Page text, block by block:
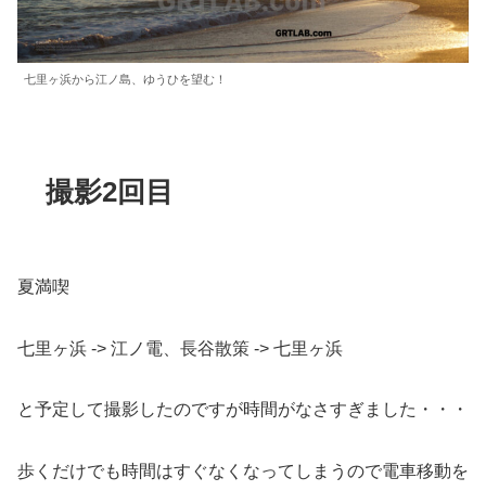
七里ヶ浜から江ノ島、ゆうひを望む！
撮影2回目
夏満喫
七里ヶ浜 -> 江ノ電、長谷散策 -> 七里ヶ浜
と予定して撮影したのですが時間がなさすぎました・・・
歩くだけでも時間はすぐなくなってしまうので電車移動を